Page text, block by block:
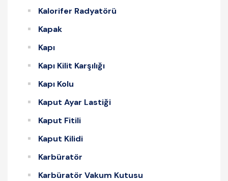
Kalorifer Radyatörü
Kapak
Kapı
Kapı Kilit Karşılığı
Kapı Kolu
Kaput Ayar Lastiği
Kaput Fitili
Kaput Kilidi
Karbüratör
Karbüratör Vakum Kutusu